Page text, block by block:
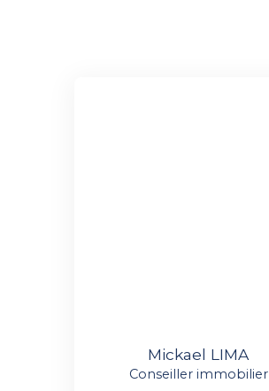
Mickael LIMA
Conseiller immobilier